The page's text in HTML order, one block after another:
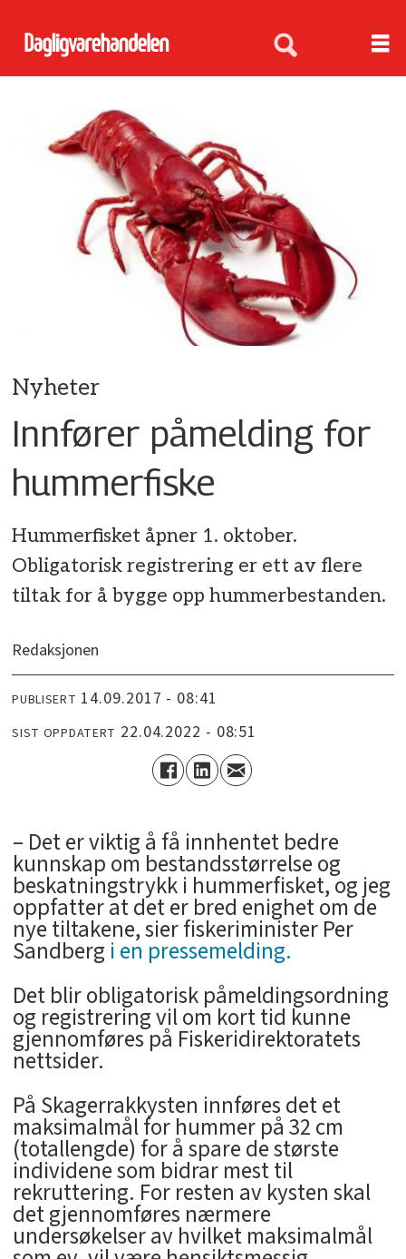
Nyheter
Innfører påmelding for
hummerfiske
Hummerfisket åpner 1. oktober.
Obligatorisk registrering er ett av flere
tiltak for å bygge opp hummerbestanden.
Redaksjonen
PUBLISERT 14.09.2017 - 08:41
SIST OPPDATERT 22.04.2022 - 08:51
– Det er viktig å få innhentet bedre
kunnskap om bestandsstørrelse og
beskatningstrykk i hummerfisket, og jeg
oppfatter at det er bred enighet om de
nye tiltakene, sier fiskeriminister Per
Sandbergi en pressemelding.
Det blir obligatorisk påmeldingsordning
og registrering vil om kort tid kunne
gjennomføres på Fiskeridirektoratets
nettsider.
På Skagerrakkysten innføres det et
maksimalmål for hummer på 32 cm
(totallengde) for å spare de største
individene som bidrar mest til
rekruttering. For resten av kysten skal
det gjennomføres nærmere
undersøkelser av hvilket maksimalmål